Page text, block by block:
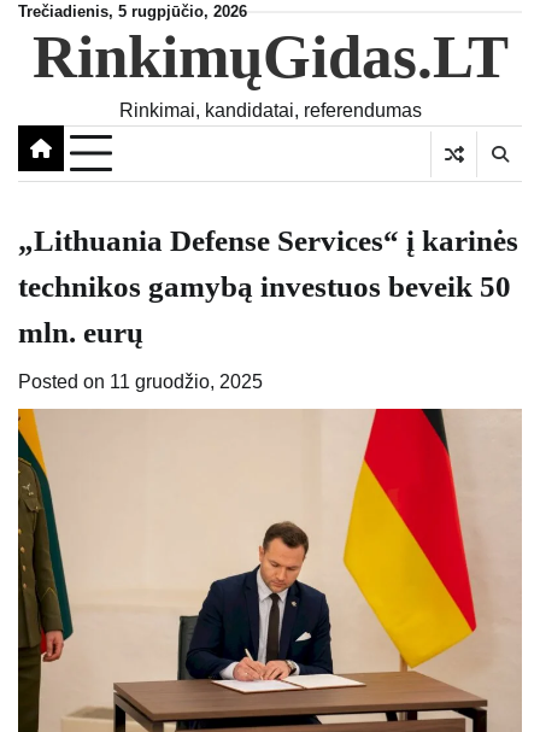
Skip
content
Trečiadienis, 5 rugpjūčio, 2026
RinkimųGidas.LT
Rinkimai, kandidatai, referendumas
„Lithuania Defense Services“ į karinės
technikos gamybą investuos beveik 50
mln. eurų
Posted on 11 gruodžio, 2025